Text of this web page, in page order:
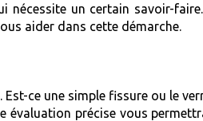
un certain savoir-
aider dans cette démarche.
ce une simple fissure ou le
précise vous